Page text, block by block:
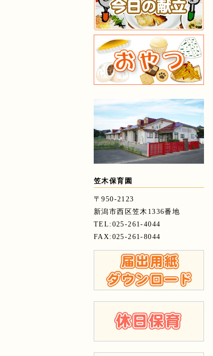
笠木保育園
〒950-2123
新潟市西区笠木1336番地
TEL:025-261-4044
FAX:025-261-8044